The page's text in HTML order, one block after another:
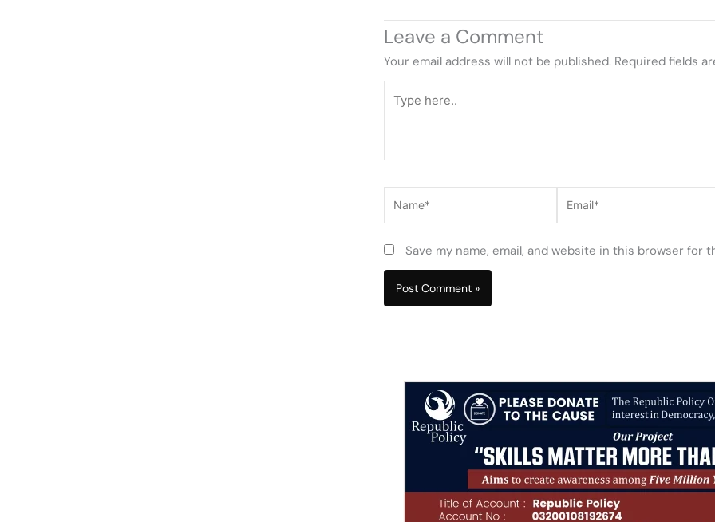
Leave a Comment
Your email address will not be published. Required fields
here..
Save my name, email, and website in this browser for